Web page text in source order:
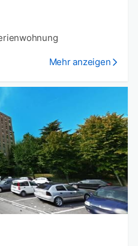
Mehr anzeigen